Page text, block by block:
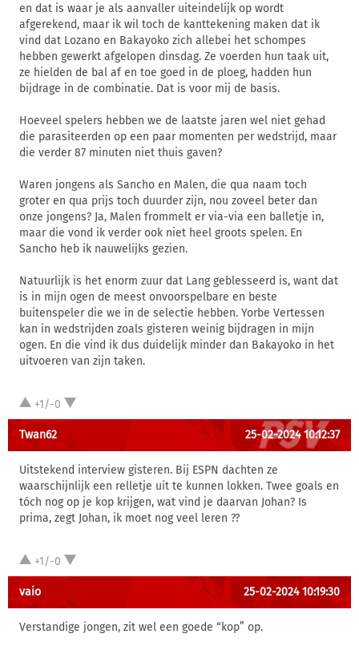
en dat is waar je als aanvaller uiteindelijk op wordt
afgerekend, maar ik wil toch de kanttekening maken dat ik
vind dat Lozano en Bakayoko zich allebei het schompes
hebben gewerkt afgelopen dinsdag. Ze voerden hun taak uit,
ze hielden de bal af en toe goed in de ploeg, hadden hun
bijdrage in de combinatie. Dat is voor mij de basis.
Hoeveel spelers hebben we de laatste jaren wel niet gehad
die parasiteerden op een paar momenten per wedstrijd, maar
die verder 87 minuten niet thuis gaven?
Waren jongens als Sancho en Malen, die qua naam toch
groter en qua prijs toch duurder zijn, nou zoveel beter dan
onze jongens? Ja, Malen frommelt er via-via een balletje in,
maar die vond ik verder ook niet heel groots spelen. En
Sancho heb ik nauwelijks gezien.
Natuurlijk is het enorm zuur dat Lang geblesseerd is, want dat
is in mijn ogen de meest onvoorspelbare en beste
buitenspeler die we in de selectie hebben. Yorbe Vertessen
kan in wedstrijden zoals gisteren weinig bijdragen in mijn
ogen. En die vind ik dus duidelijk minder dan Bakayoko in het
uitvoeren van zijn taken.
+1/-0
Twan62 25-02-2024 10:12:37
Uitstekend interview gisteren. Bij ESPN dachten ze
waarschijnlijk een relletje uit te kunnen lokken. Twee goals en
tóch nog op je kop krijgen, wat vind je daarvan Johan? Is
prima, zegt Johan, ik moet nog veel leren ??
+1/-0
vaio 25-02-2024 10:19:30
Verstandige jongen, zit wel een goede “kop” op.